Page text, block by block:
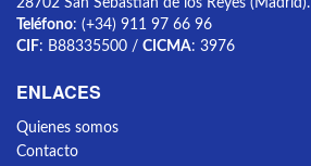
28702 San Sebastián de los Reyes (Madrid).
Teléfono: (+34) 911 97 66 96
CIF: B88335500 / CICMA: 3976
ENLACES
Quienes somos
Contacto